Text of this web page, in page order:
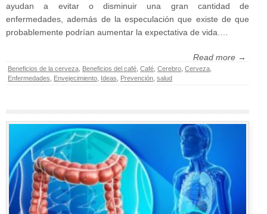
ayudan a evitar o disminuir una gran cantidad de
enfermedades, además de la especulación que existe de que
probablemente podrían aumentar la expectativa de vida.…
Read more →
Beneficios de la cerveza Beneficios del café Café Cerebro Cerveza
Enfermedades
Envejecimiento Ideas Prevención salud